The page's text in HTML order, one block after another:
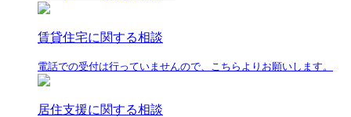
賃貸住宅に関する相談
電話での受付は行っていませんので、こちらよりお願いします。
居住支援に関する相談